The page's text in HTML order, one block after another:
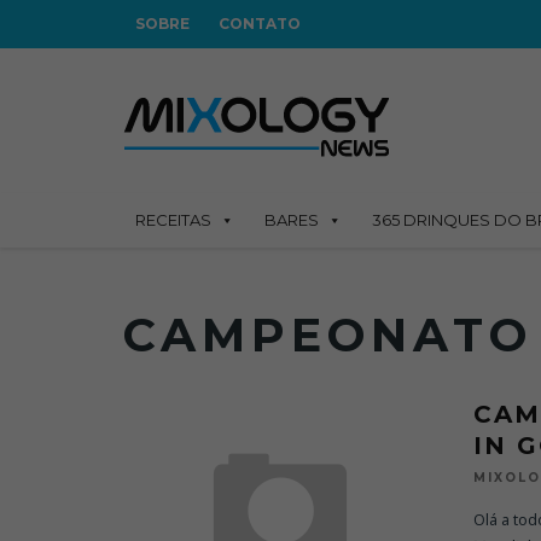
SOBRE CONTATO
RECEITAS BARES 365 DRINQUES DO
IN
Olá a